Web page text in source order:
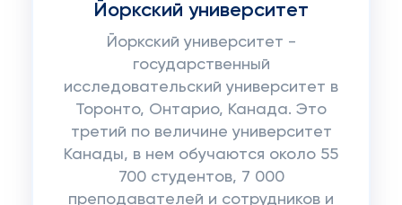
Йоркский университет
Йоркский университет -
государственный
исследовательский университет в
Торонто, Онтарио, Канада. Это
третий по величине университет
Канады, в нем обучаются около 55
700 студентов, 7 000
преподавателей и сотрудников и